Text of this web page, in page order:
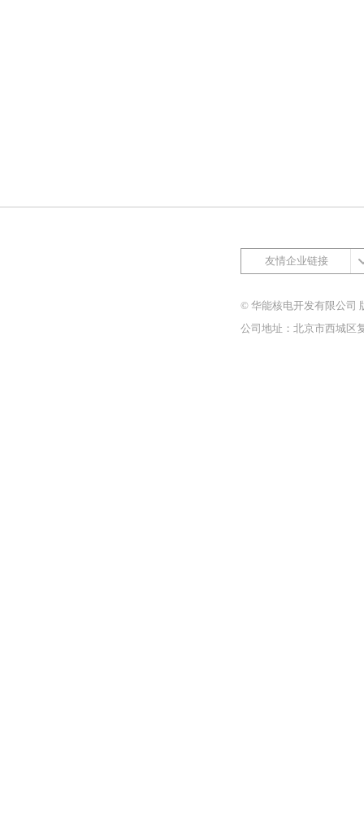
友情企业链接
© 华能核电开发有限公司
公司地址：北京市西城区